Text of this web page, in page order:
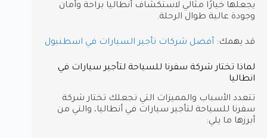
يجعلها خيارًا مثالي لاستكشاف أنطاليا براحة وأمان
وجودة عالية طوال الرحلة.
قد يهمك: أفضل شركات تأجير السيارات في اسطنبول
لماذا تختار شركة سفرنا للسياحة لتأجير سيارات في
انطاليا
تتعدد الأسباب والمميزات التي تجعلك تختار شركة
سفرنا للسياحة لتأجير سيارات في أنطاليا، والتي من
أبرزها ما يلي: